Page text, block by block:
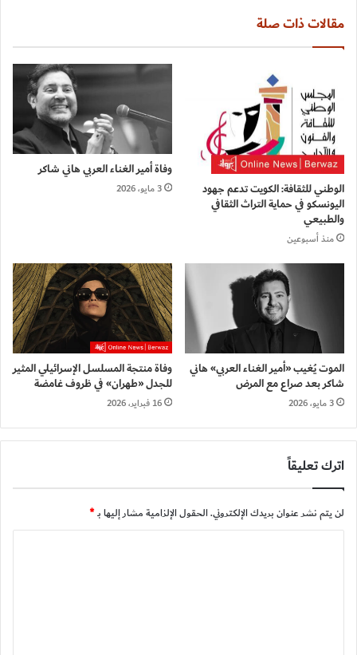
مقالات ذات صلة
الوطني للثقافة: الكويت تدعم جهود
اليونسكو في حماية التراث الثقافي
والطبيعي
منذ أسبوعين
وفاة أمير الغناء العربي هاني شاكر
3 مايو، 2026
الموت يُغيب «أمير الغناء العربي» هاني
شاكر بعد صراع مع المرض
3 مايو، 2026
وفاة منتجة المسلسل الإسرائيلي المثير
للجدل «طهران» في ظروف غامضة
16 فبراير، 2026
اترك تعليقاً
لن يتم نشر عنوان بريدك الإلكتروني.الحقول الإلزامية مشار إليها بـ*